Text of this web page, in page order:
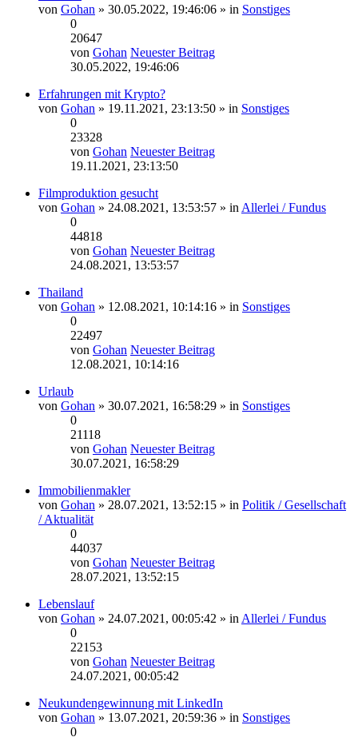
von Gohan » 30.05.2022, 19:46:06 » in Sonstiges
0
20647
von Gohan Neuester Beitrag
30.05.2022, 19:46:06
Erfahrungen mit Krypto?
von Gohan » 19.11.2021, 23:13:50 » in Sonstiges
0
23328
von Gohan Neuester Beitrag
19.11.2021, 23:13:50
Filmproduktion gesucht
von Gohan » 24.08.2021, 13:53:57 » in Allerlei / Fundus
0
44818
von Gohan Neuester Beitrag
24.08.2021, 13:53:57
Thailand
von Gohan » 12.08.2021, 10:14:16 » in Sonstiges
0
22497
von Gohan Neuester Beitrag
12.08.2021, 10:14:16
Urlaub
von Gohan » 30.07.2021, 16:58:29 » in Sonstiges
0
21118
von Gohan Neuester Beitrag
30.07.2021, 16:58:29
Immobilienmakler
von Gohan » 28.07.2021, 13:52:15 » in Politik / Gesellschaft
/ Aktualität
0
44037
von Gohan Neuester Beitrag
28.07.2021, 13:52:15
Lebenslauf
von Gohan » 24.07.2021, 00:05:42 » in Allerlei / Fundus
0
22153
von Gohan Neuester Beitrag
24.07.2021, 00:05:42
Neukundengewinnung mit LinkedIn
von Gohan » 13.07.2021, 20:59:36 » in Sonstiges
0